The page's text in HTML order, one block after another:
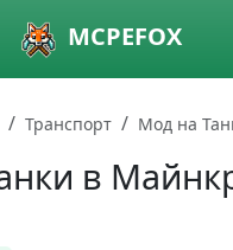
MCPEFOX
Транспорт Мод на
в